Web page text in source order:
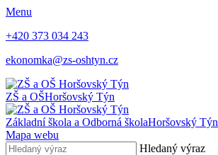
Menu
+420 373 034 243
ekonomka@zs-oshtyn.cz
ZŠ a OŠHoršovský Týn
Základní škola a Odborná školaHoršovský Týn
Mapa webu
Hledaný výraz